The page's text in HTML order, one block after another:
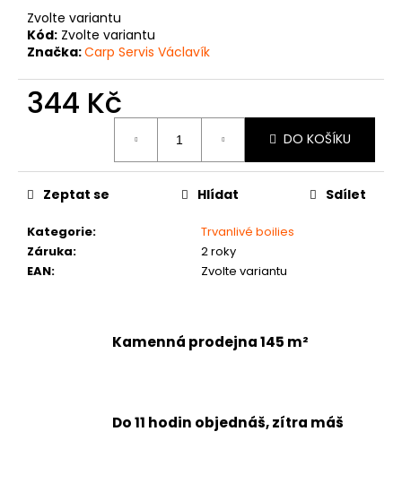
Zvolte variantu
Kód: Zvolte variantu
Značka:Carp Servis Václavík
344 Kč
DO KOŠÍKU
Kategorie:
Trvanlivé boilies
Záruka:
2 roky
EAN: Zvolte variantu
Zeptat se Hlídat Sdílet
Kamenná prodejna 145 m²
Do 11 hodin objednáš, zítra máš
D
o
č
u
m